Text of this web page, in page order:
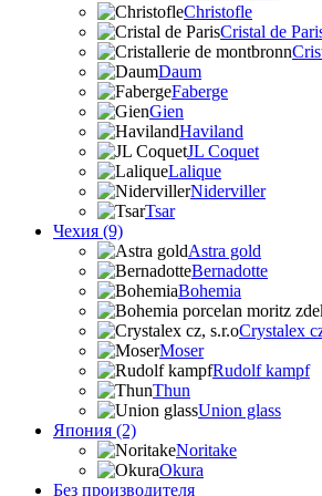
Christofle
Cristal de
Daum
Faberge
Gien
Haviland
JL Coquet
Lalique
Niderviller
Tsar
Чехия (9)
Astra gold
Bernadotte
Bohemia
Crystalex
Moser
Rudolf kampf
Thun
Union glass
Япония (2)
Noritake
Okura
Без производителя